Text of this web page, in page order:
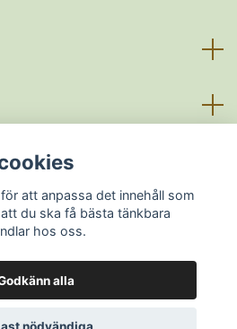
Me by Drea
att anpassa det innehåll som
du ska få bästa tänkbara
hos oss.
alla